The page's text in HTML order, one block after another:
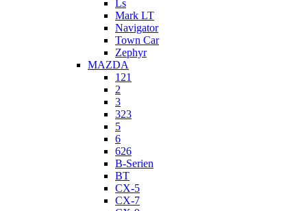
Ls
Mark LT
Navigator
Town Car
Zephyr
MAZDA
121
2
3
323
5
6
626
B-Serien
BT
CX-5
CX-7